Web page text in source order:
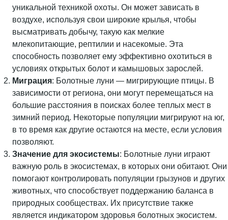
уникальной техникой охоты. Он может зависать в
воздухе, используя свои широкие крылья, чтобы
высматривать добычу, такую как мелкие
млекопитающие, рептилии и насекомые. Эта
способность позволяет ему эффективно охотиться в
условиях открытых болот и камышовых зарослей.
Миграция: Болотные луни — мигрирующие птицы. В
зависимости от региона, они могут перемещаться на
большие расстояния в поисках более теплых мест в
зимний период. Некоторые популяции мигрируют на юг,
в то время как другие остаются на месте, если условия
позволяют.
Значение для экосистемы: Болотные луни играют
важную роль в экосистемах, в которых они обитают. Они
помогают контролировать популяции грызунов и других
животных, что способствует поддержанию баланса в
природных сообществах. Их присутствие также
является индикатором здоровья болотных экосистем.